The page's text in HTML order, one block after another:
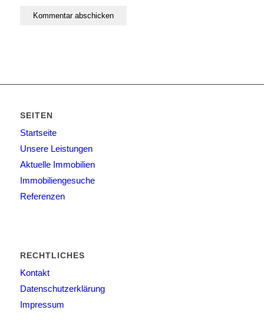
SEITEN
Startseite
Unsere Leistungen
Aktuelle Immobilien
Immobiliengesuche
Referenzen
RECHTLICHES
Kontakt
Datenschutzerklärung
Impressum